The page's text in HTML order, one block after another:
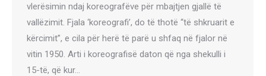
vlerësimin ndaj koreografëve për mbajtjen gjallë të
vallëzimit. Fjala ‘koreografi’, do të thotë “të shkruarit e
kërcimit”, e cila për herë të parë u shfaq në fjalor në
vitin 1950. Arti i koreografisë daton që nga shekulli i
15-të, që kur…